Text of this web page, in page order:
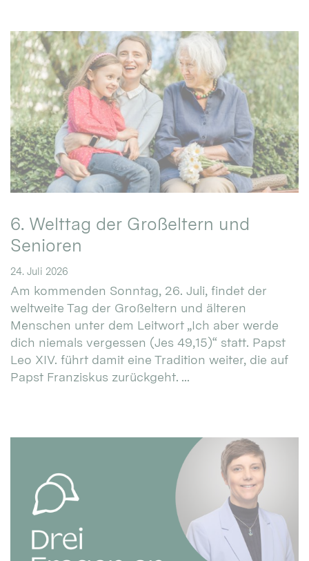
6. Welttag der Großeltern und
Senioren
24. Juli 2026
Am kommenden Sonntag, 26. Juli, findet der
weltweite Tag der Großeltern und älteren
Menschen unter dem Leitwort „Ich aber werde
dich niemals vergessen (Jes 49,15)“ statt. Papst
Leo XIV. führt damit eine Tradition weiter, die auf
Papst Franziskus zurückgeht. ...